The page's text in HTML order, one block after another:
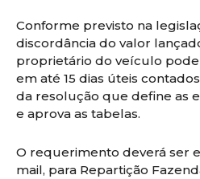
Conforme previsto na
discordância do valor
proprietário do veículo
em até 15 dias úteis
da resolução que define as
e aprova as tabelas.
O requerimento deverá ser
mail, para Repartição